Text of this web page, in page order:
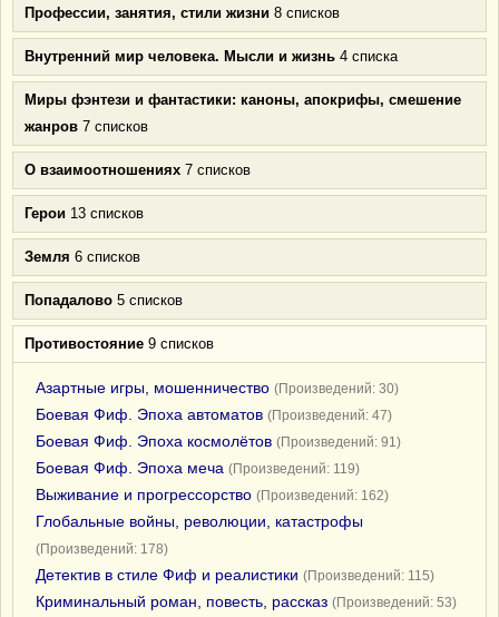
Профессии, занятия, стили жизни 8 списков
Внутренний мир человека. Мысли и жизнь 4 списка
Миры фэнтези и фантастики: каноны, апокрифы, смешение
жанров 7 списков
О взаимоотношениях 7 списков
Герои 13 списков
Земля 6 списков
Попадалово 5 списков
Противостояние 9 списков
Азартные игры, мошенничество (Произведений: 30)
Боевая Фиф. Эпоха автоматов (Произведений: 47)
Боевая Фиф. Эпоха космолётов (Произведений: 91)
Боевая Фиф. Эпоха меча (Произведений: 119)
Выживание и прогрессорство (Произведений: 162)
Глобальные войны, революции, катастрофы
(Произведений: 178)
Детектив в стиле Фиф и реалистики (Произведений: 115)
Криминальный роман, повесть, рассказ (Произведений: 53)